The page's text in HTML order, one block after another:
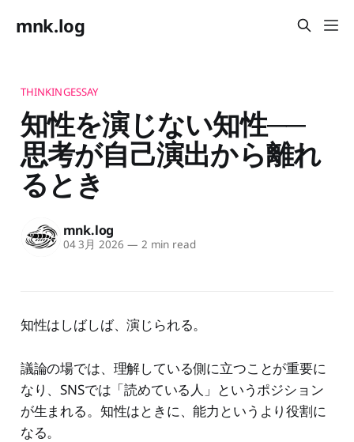
mnk.log
THINKINGESSAY
知性を演じない知性──
思考が自己演出から離れ
るとき
mnk.log
04 3月 2026 — 2 min read
知性はしばしば、演じられる。
議論の場では、理解している側に立つことが重要に
なり、SNSでは「読めている人」というポジション
が生まれる。知性はときに、能力というより役割に
なる。